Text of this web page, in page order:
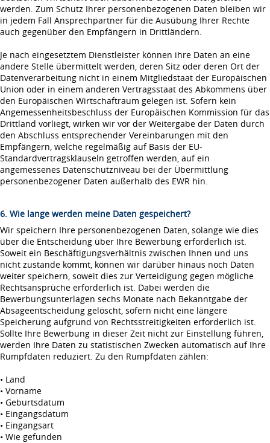
werden. Zum Schutz Ihrer personenbezogenen Daten bleiben wir
in jedem Fall Ansprechpartner für die Ausübung Ihrer Rechte
auch gegenüber den Empfängern in Drittländern.
Je nach eingesetztem Dienstleister können ihre Daten an eine
andere Stelle übermittelt werden, deren Sitz oder deren Ort der
Datenverarbeitung nicht in einem Mitgliedstaat der Europäischen
Union oder in einem anderen Vertragsstaat des Abkommens über
den Europäischen Wirtschaftraum gelegen ist. Sofern kein
Angemessenheitsbeschluss der Europäischen Kommission für das
Drittland vorliegt, wirken wir vor der Weitergabe der Daten durch
den Abschluss entsprechender Vereinbarungen mit den
Empfängern, welche regelmäßig auf Basis der EU-
Standardvertragsklauseln getroffen werden, auf ein
angemessenes Datenschutzniveau bei der Übermittlung
personenbezogener Daten außerhalb des EWR hin.
6. Wie lange werden meine Daten gespeichert?
Wir speichern Ihre personenbezogenen Daten, solange wie dies
über die Entscheidung über Ihre Bewerbung erforderlich ist.
Soweit ein Beschäftigungsverhältnis zwischen Ihnen und uns
nicht zustande kommt, können wir darüber hinaus noch Daten
weiter speichern, soweit dies zur Verteidigung gegen mögliche
Rechtsansprüche erforderlich ist. Dabei werden die
Bewerbungsunterlagen sechs Monate nach Bekanntgabe der
Absageentscheidung gelöscht, sofern nicht eine längere
Speicherung aufgrund von Rechtsstreitigkeiten erforderlich ist.
Sollte Ihre Bewerbung in dieser Zeit nicht zur Einstellung führen,
werden Ihre Daten zu statistischen Zwecken automatisch auf Ihre
Rumpfdaten reduziert. Zu den Rumpfdaten zählen:
• Land
• Vorname
• Geburtsdatum
• Eingangsdatum
• Eingangsart
• Wie gefunden